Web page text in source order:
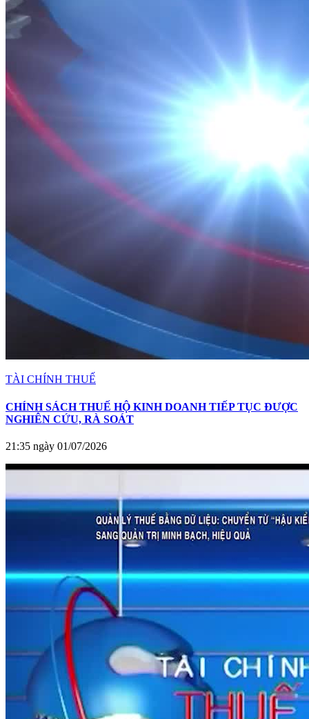
TÀI CHÍNH THUẾ
CHÍNH SÁCH THUẾ HỘ KINH DOANH TIẾP TỤC ĐƯỢC
NGHIÊN CỨU, RÀ SOÁT
21:35 ngày 01/07/2026